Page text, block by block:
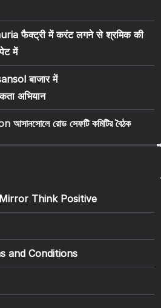
फैक्ट्री में करंट लगने से श्रमिक की
में
बाजार में
अभियान
আসানসোলে রোড সেফটি কমিটির বৈঠক
Think Positive
and Conditions